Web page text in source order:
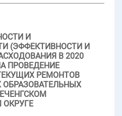
И
(ЭФФЕКТИВНОСТИ И
В 2020
ПРОВЕДЕНИЕ
РЕМОНТОВ